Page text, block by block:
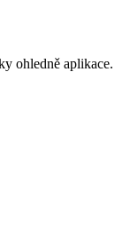
ohledně aplikace.